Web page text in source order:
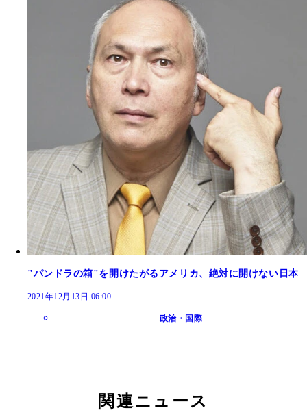
"パンドラの箱"を開けたがるアメリカ、絶対に開けない日本
2021年12月13日 06:00
政治・国際
関連ニュース